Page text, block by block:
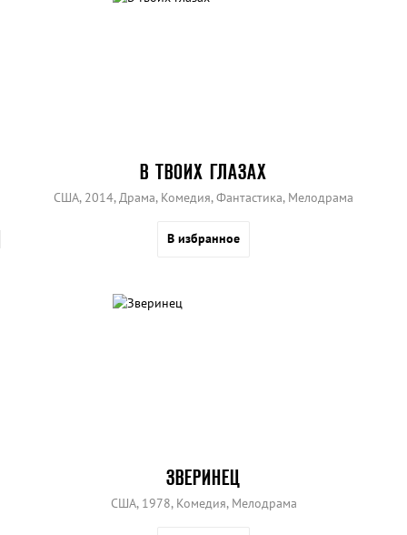
В ТВОИХ ГЛАЗАХ
США, 2014, Драма, Комедия, Фантастика, Мелодрама
В избранное
ЗВЕРИНЕЦ
США, 1978, Комедия, Мелодрама